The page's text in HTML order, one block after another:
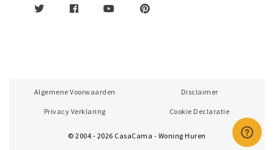
Algemene Voorwaarden Disclaimer
Privacy Verklaring Cookie Declaratie
© 2004 - 2026 CasaCama - Woning Huren